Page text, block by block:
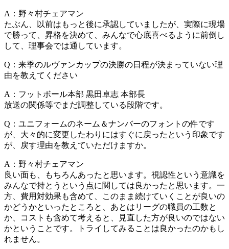
A：野々村チェアマン
たぶん、以前はもっと後に承認していましたが、実際に現場
で勝って、昇格を決めて、みんなで心底喜べるように前倒し
して、理事会では通しています。
Q：来季のルヴァンカップの決勝の日程が決まっていない理
由を教えてください
A：フットボール本部 黒田卓志 本部長
放送の関係等でまだ調整している段階です。
Q：ユニフォームのネーム＆ナンバーのフォントの件です
が、大々的に変更したわりにはすぐに戻ったという印象です
が、戻す理由を教えていただけますか。
A：野々村チェアマン
良い面も、もちろんあったと思います。視認性という意識を
みんなで持とうという点に関しては良かったと思います。一
方、費用対効果も含めて、このまま続けていくことが良いの
かどうかといったところと、あとはリーグの職員の工数と
か、コストも含めて考えると、見直した方が良いのではない
かということです。トライしてみることは良かったのかもし
れません。